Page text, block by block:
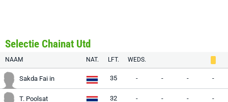
Selectie Chainat Utd
NAAM NAT. LFT. WEDS.
Sakda Fai in 35 - - - -
T. Poolsat 32 - - - -